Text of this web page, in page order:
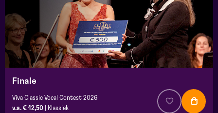
Finale
Viva Classic Vocal Contest 2026
v.a. € 12,50
Klassiek